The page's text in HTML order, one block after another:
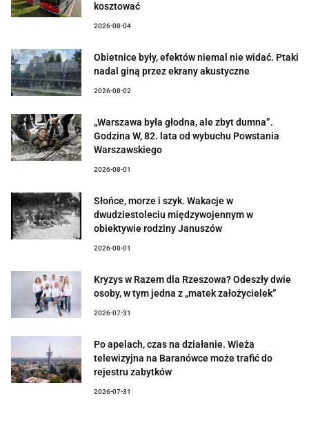
kosztować
2026-08-04
Obietnice były, efektów niemal nie widać. Ptaki
nadal giną przez ekrany akustyczne
2026-08-02
„Warszawa była głodna, ale zbyt dumna”.
Godzina W, 82. lata od wybuchu Powstania
Warszawskiego
2026-08-01
Słońce, morze i szyk. Wakacje w
dwudziestoleciu międzywojennym w
obiektywie rodziny Januszów
2026-08-01
Kryzys w Razem dla Rzeszowa? Odeszły dwie
osoby, w tym jedna z „matek założycielek”
2026-07-31
Po apelach, czas na działanie. Wieża
telewizyjna na Baranówce może trafić do
rejestru zabytków
2026-07-31